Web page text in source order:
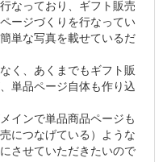
なっており、ギフト販売
ージづくりを行なってい
単な写真を載せているだ
く、あくまでもギフト販
単品ページ自体も作り込
インで単品商品ページも
につなげている）ような
させていただきたいので